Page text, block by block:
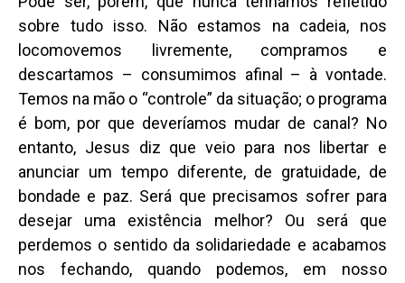
sobre tudo isso. Não estamos na cadeia, nos
locomovemos livremente, compramos e
descartamos – consumimos afinal – à vontade.
Temos na mão o “controle” da situação; o programa
é bom, por que deveríamos mudar de canal? No
entanto, Jesus diz que veio para nos libertar e
anunciar um tempo diferente, de gratuidade, de
bondade e paz. Será que precisamos sofrer para
desejar uma existência melhor? Ou será que
perdemos o sentido da solidariedade e acabamos
nos fechando, quando podemos, em nosso